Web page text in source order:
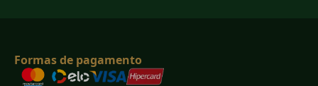
Formas de pagamento